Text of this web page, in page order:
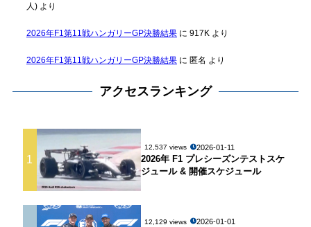
人)より
2026年F1第11戦ハンガリーGP決勝結果に 917Kより
2026年F1第11戦ハンガリーGP決勝結果に 匿名 より
アクセスランキング
1
12,537 views 2026-01-11
2026年 F1 プレシーズンテストスケ
ジュール & 開催スケジュール
12,129 views 2026-01-01